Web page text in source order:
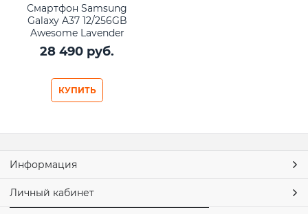
Смартфон Samsung
Galaxy A37 12/256GB
Awesome Lavender
28 490 руб.
КУПИТЬ
Информация
Личный кабинет